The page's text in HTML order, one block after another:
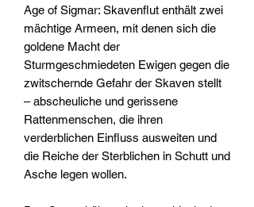
Age of Sigmar: Skavenflut enthält zwei
mächtige Armeen, mit denen sich die
goldene Macht der
Sturmgeschmiedeten Ewigen gegen die
zwitschernde Gefahr der Skaven stellt
– abscheuliche und gerissene
Rattenmenschen, die ihren
verderblichen Einfluss ausweiten und
die Reiche der Sterblichen in Schutt und
Asche legen wollen.